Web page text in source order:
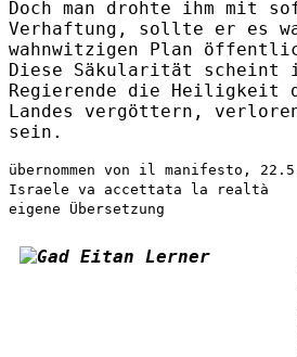
Doch man drohte ihm mit
Verhaftung, sollte er es
wahnwitzigen Plan
Diese Säkularität scheint
Regierende die Heiligkeit
Landes vergöttern,
sein.
übernommen von il manifesto,
Israele va accettata la realtà
eigene Übersetzung